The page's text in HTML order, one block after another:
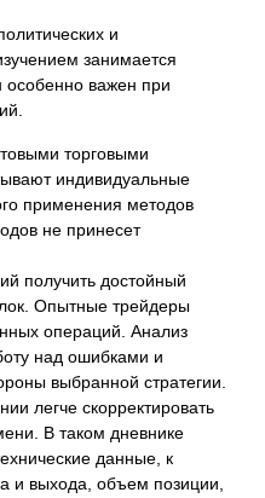
и
занимается
важен при
торговыми
индивидуальные
применения методов
не принесет
получить достойный
Опытные трейдеры
операций. Анализ
над ошибками и
выбранной стратегии.
легче скорректировать
В таком дневнике
данные, к
и выхода, объем позиции,